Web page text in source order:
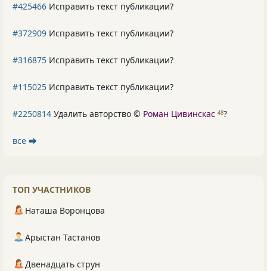
#425466 Исправить текст публикации?
#372909 Исправить текст публикации?
#316875 Исправить текст публикации?
#115025 Исправить текст публикации?
#2250814 Удалить авторство © Роман Цивинскас 48?
все ⮕
ТОП УЧАСТНИКОВ
Наташа Воронцова
Арыстан Тастанов
Двенадцать струн